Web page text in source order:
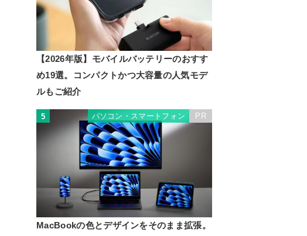
【2026年版】モバイルバッテリーのおすす
め19選。コンパクトかつ大容量の人気モデ
ルもご紹介
5 パソコン・スマートフォン PR
MacBookの色とデザインをそのまま拡張。